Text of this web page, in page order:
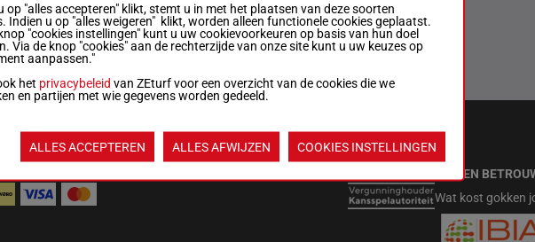
365
VOORWAARDEN
TOTALISATORREGLEMENT
COOKIES
COOKIES
VEILIGHEID EN
Wat kost gokken
op "alles accepteren" klikt, stemt u in met het plaatsen van deze soorten
Indien u op "alles weigeren" klikt, worden alleen functionele cookies geplaatst.
"cookies instellingen" kunt u uw cookievoorkeuren op basis van hun doel
Via de knop "cookies" aan de rechterzijde van onze site kunt u uw keuzes op
aanpassen."
het privacybeleid van ZEturf voor een overzicht van de cookies die we
en partijen met wie gegevens worden gedeeld.
ALLES ACCEPTEREN ALLES AFWIJZEN COOKIES INSTELLINGEN